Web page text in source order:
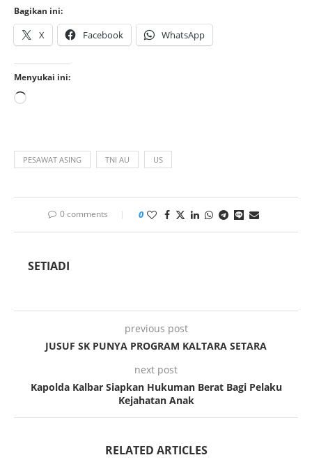
Bagikan ini:
X Facebook WhatsApp
Menyukai ini:
PESAWAT ASING TNI AU US
0 comments 0
SETIADI
previous post
JUSUF SK PUNYA PROGRAM KALTARA SETARA
next post
Kapolda Kalbar Siapkan Hukuman Berat Bagi Pelaku
Kejahatan Anak
RELATED ARTICLES